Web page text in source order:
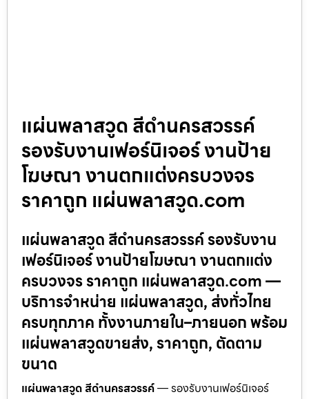
แผ่นพลาสวูด สีดำนครสวรรค์
รองรับงานเฟอร์นิเจอร์ งานป้าย
โฆษณา งานตกแต่งครบวงจร
ราคาถูก แผ่นพลาสวูด.com
แผ่นพลาสวูด สีดำนครสวรรค์ รองรับงาน
เฟอร์นิเจอร์ งานป้ายโฆษณา งานตกแต่ง
ครบวงจร ราคาถูก แผ่นพลาสวูด.com —
บริการจำหน่าย แผ่นพลาสวูด, ส่งทั่วไทย
ครบทุกภาค ทั้งงานภายใน–ภายนอก พร้อม
แผ่นพลาสวูดขายส่ง, ราคาถูก, ตัดตาม
ขนาด
แผ่นพลาสวูด สีดำนครสวรรค์— รองรับงานเฟอร์นิเจอร์